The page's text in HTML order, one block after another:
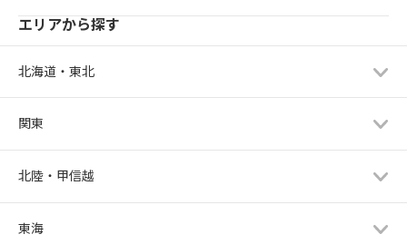
エリアから探す
北海道・東北
関東
北陸・甲信越
東海